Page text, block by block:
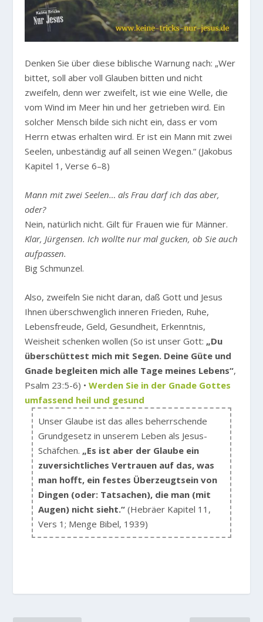
Denken Sie über diese biblische Warnung nach: „Wer
bittet, soll aber voll Glauben bitten und nicht
zweifeln, denn wer zweifelt, ist wie eine Welle, die
vom Wind im Meer hin und her getrieben wird. Ein
solcher Mensch bilde sich nicht ein, dass er vom
Herrn etwas erhalten wird. Er ist ein Mann mit zwei
Seelen, unbeständig auf all seinen Wegen.“ (Jakobus
Kapitel 1, Verse 6–8)
Mann mit zwei Seelen… als Frau darf ich das aber,
oder?
Nein, natürlich nicht. Gilt für Frauen wie für Männer.
Klar, Jürgensen. Ich wollte nur mal gucken, ob Sie auch
aufpassen.
Big Schmunzel.
Also, zweifeln Sie nicht daran, daß Gott und Jesus
Ihnen überschwenglich inneren Frieden, Ruhe,
Lebensfreude, Geld, Gesundheit, Erkenntnis,
Weisheit schenken wollen (So ist unser Gott: „Du
überschüttest mich mit Segen. Deine Güte und
Gnade begleiten mich alle Tage meines Lebens“,
Psalm 23:5-6) •Werden Sie in der Gnade Gottes
umfassend heil und gesund
Unser Glaube ist das alles beherrschende
Grundgesetz in unserem Leben als Jesus-
Schäfchen. „Es ist aber der Glaube ein
zuversichtliches Vertrauen auf das, was
man hofft, ein festes Überzeugtsein von
Dingen (oder: Tatsachen), die man (mit
Augen) nicht sieht.“(Hebräer Kapitel 11,
Vers 1; Menge Bibel, 1939)